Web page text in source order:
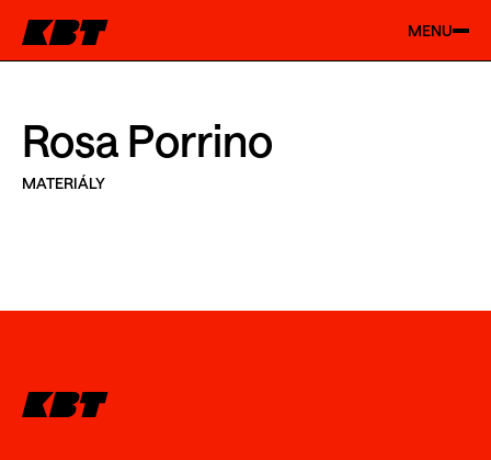
MENU
Rosa Porrino
MATERIÁLY